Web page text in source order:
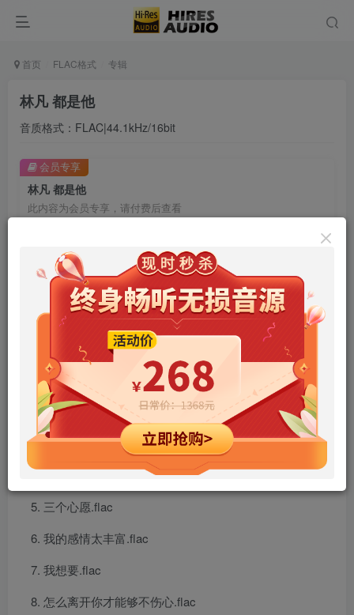
首页 FLAC格式 专辑
林凡 都是他
音质格式：FLAC|44.1kHz/16bit
林凡 都是他
此内容为会员专享，请付费后查看
9.9 99
年卡会员 免费 永久会员
立即购买
您当前未登录！建议登陆后购买，可保存购买订单
会员专享
都是他.flac
难道.flac
爱情超能力.flac
Angel.flac
三个心愿.flac
我的感情太丰富.flac
我想要.flac
怎么离开你才能够不伤心.flac